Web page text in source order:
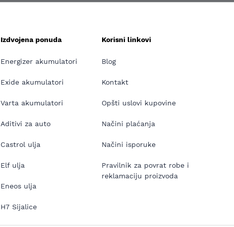
Izdvojena ponuda
Energizer akumulatori
Exide akumulatori
Varta akumulatori
Aditivi za auto
Castrol ulja
Elf ulja
Eneos ulja
H7 Sijalice
Korisni linkovi
Blog
Kontakt
Opšti uslovi kupovine
Načini plaćanja
Načini isporuke
Pravilnik za povrat robe i
reklamaciju proizvoda